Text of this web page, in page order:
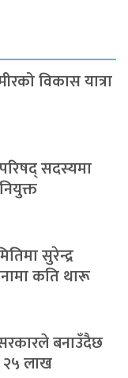
विकास यात्रा
परिषद् सदस्यमा
सुरेन्द्र
कति थारू
बनाउँदैछ
लाख